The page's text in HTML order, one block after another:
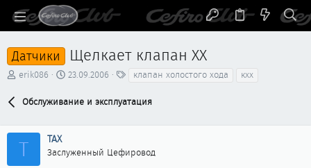
Датчики Щелкает клапан ХХ
А
т
м
erik086
Д
т
ч
а
23.09.2006
г
клапан холостого хода кхх
Обслуживание и эксплуатация
Т ТАХ
Заслуженный Цефировод